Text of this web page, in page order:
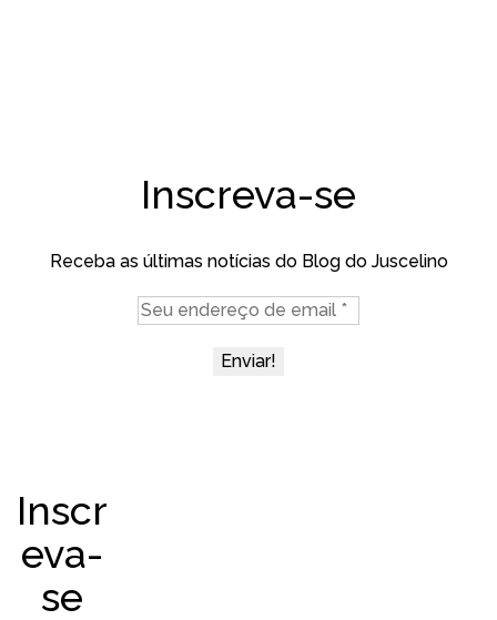
Inscreva-se
Receba as últimas notícias do Blog do Juscelino
Inscr
eva-
se